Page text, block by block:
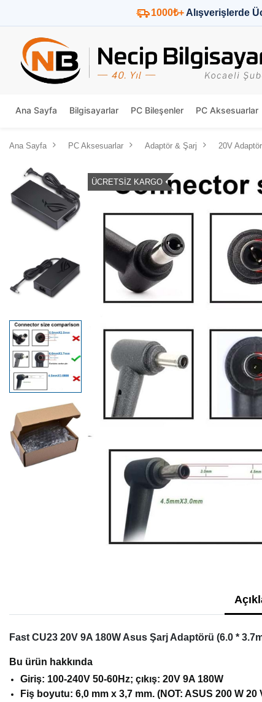
1000₺+ Alışverişlerde
Ana Sayfa Bilgisayarlar PC Bileşenler PC Aksesuarlar
Ana Sayfa PC Aksesuarlar Adaptör & Şarj 20V Adaptör
ÜCRETSIZ KARGO
Fast CU23 20V 9A 180W Asus Şarj Adaptörü (6.0 *
Bu ürün hakkında
Giriş: 100-240V 50-60Hz; çıkış: 20V 9A 180W
Fiş boyutu: 6,0 mm x 3,7 mm. (NOT: ASUS 200 W